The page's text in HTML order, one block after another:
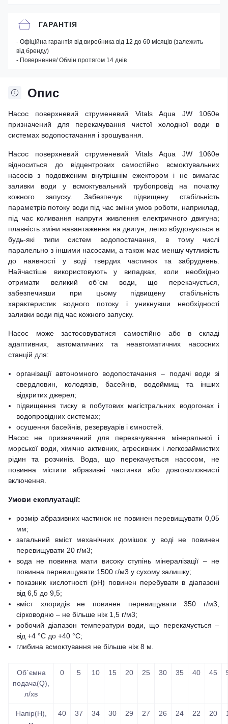
Опис
Насос поверхневий струменевий Vitals Aqua JW 1060e
призначений для перекачування чистої холодної води в
системах водопостачання і зрошування.
Насос поверхневий струменевий Vitals Aqua JW 1060e
відноситься до відцентрових самостійно всмоктувальних
насосів з подовженим внутрішнім ежектором і не вимагає
заливки води у всмоктувальний трубопровід на початку
кожного запуску. Забезпечує підвищену стабільність
параметрів потоку води під час зміни умов роботи, наприклад,
під час коливання напруги живлення електричного двигуна;
плавність зміни навантаження на двигун; легко вбудовується в
будь-які типи систем водопостачання, в тому числі
паралельно з іншими насосами, а також має меншу чутливість
до наявності у воді твердих частинок та забруднень.
Найчастіше використовують у випадках, коли необхідно
отримати великий об`єм води, що перекачується,
забезпечивши при цьому підвищену стабільність
характеристик водного потоку і уникнувши необхідності
заливки води під час кожного запуску.
Насос може застосовуватися самостійно або в складі
адаптивних, автоматичних та неавтоматичних насосних
станцій для:
організації автономного водопостачання – подачі води зі
свердловин, колодязів, басейнів, водоймищ та інших
відкритих джерел;
підвищення тиску в побутових магістральних водогонах і
водопровідних системах;
осушення басейнів, резервуарів і ємностей.
Насос не призначений для перекачування мінеральної і
морської води, хімічно активних, агресивних і легкозаймистих
рідин та розчинів. Вода, що перекачується насосом, не
повинна містити абразивні частинки або довговолокнисті
включення.
Умови експлуатації:
розмір абразивних частинок не повинен перевищувати 0,05
мм;
загальний вміст механічних домішок у воді не повинен
перевищувати 20 г/м3;
вода не повинна мати високу ступінь мінералізації – не
повинна перевищувати 1500 г/м3 у сухому залишку;
показник кислотності (рН) повинен перебувати в діапазоні
від 6,5 до 9,5;
вміст хлоридів не повинен перевищувати 350 г/м3,
сірководню – не більше ніж 1,5 г/м3;
робочий діапазон температури води, що перекачується –
від +4 °С до +40 °С;
глибина всмоктування не більше ніж 8 м.
Об`ємна
подача(Q),
л/хв
0 5 10 15 20 25 30 35 40 45
Напір(Н),
40 37 34 30 29 27 26 24 22 20
ГАРАНТІЯ
- Офіційна гарантія від виробника від 12 до 60 місяців (залежить
від бренду)
- Повернення/ Обмін протягом 14 днів